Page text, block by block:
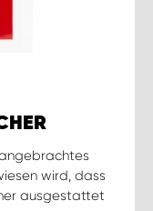
wird, dass
ausgestattet